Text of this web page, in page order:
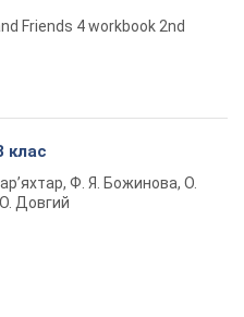
Friends 4 workbook 2nd
клас
Ф. Я. Божинова, О.
Довгий